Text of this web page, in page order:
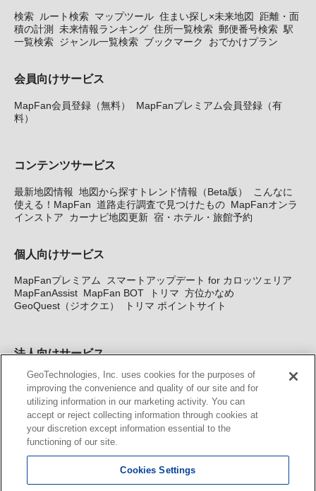
検索 ルート検索 マップツール 住まい探し×未来地図
距離・面
積の計測
未来情報ランキング 住所一覧検索 郵便番号検索 駅
一覧検索 ジャンル一覧検索 ブックマーク おでかけプラン
会員向けサービス
MapFan会員登録（無料）
MapFanプレミアム会員登録（有
料）
コンテンツサービス
最新地図情報 地図から探すトレンド情報（Beta版）
こんなに
使える！MapFan 道路走行調査で見つけたもの MapFanオンラ
インストア
カーナビ地図更新 宿・ホテル・旅館予約
個人向けサービス
MapFanプレミアム
スマートアップデート for カロッツェリア
MapFanAssist MapFan BOT トリマ 方位かなめ
GeoQuest（ジオクエ）
トリマ ポイントサイト
法人向けサービス
法人向け地図・位置情報サービス WEBサイト・システム向け地
図API Windows PC向け地図開発キット MapFan DB 住所確認
サービス
MAP WORLD+ トリマ広告 Geo-Research
カーナビ地図更新サービス
MapFan スマートメンバーズ
GeoTechnologies, Inc. uses cookies for the purposes of
improving the convenience and quality of our site and for
utilizing information in our marketing activity. You can
accept or reject collecting information through cookies at
your discretion except information essential to the
functioning of our site.
Cookies Settings